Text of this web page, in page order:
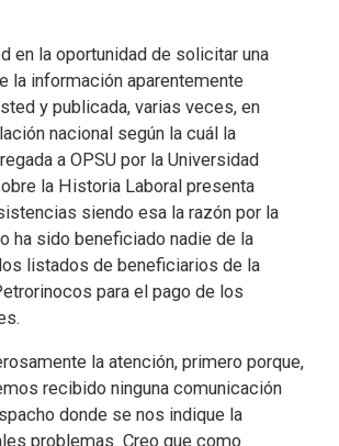
en la oportunidad de solicitar una
la información aparentemente
y publicada, varias veces, en
nacional según la cuál la
a OPSU por la Universidad
la Historia Laboral presenta
siendo esa la razón por la
ha sido beneficiado nadie de la
listados de beneficiarios de la
para el pago de los
la atención, primero porque,
recibido ninguna comunicación
donde se nos indique la
problemas. Creo que como